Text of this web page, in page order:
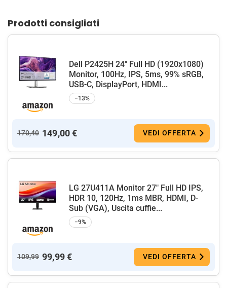
Prodotti consigliati
Dell P2425H 24" Full HD (1920x1080)
Monitor, 100Hz, IPS, 5ms, 99% sRGB,
USB-C, DisplayPort, HDMI...
−13%
170,40 149,00 € VEDI OFFERTA
LG 27U411A Monitor 27" Full HD IPS,
HDR 10, 120Hz, 1ms MBR, HDMI, D-
Sub (VGA), Uscita cuffie...
−9%
109,99 99,99 € VEDI OFFERTA